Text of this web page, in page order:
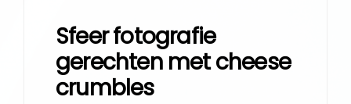
Sfeer fotografie
gerechten met cheese
crumbles